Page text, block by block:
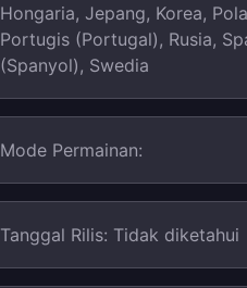
Hongaria, Jepang, Korea,
Portugis (Portugal), Rusia,
(Spanyol), Swedia
Mode Permainan:
Tanggal Rilis: Tidak diketahui